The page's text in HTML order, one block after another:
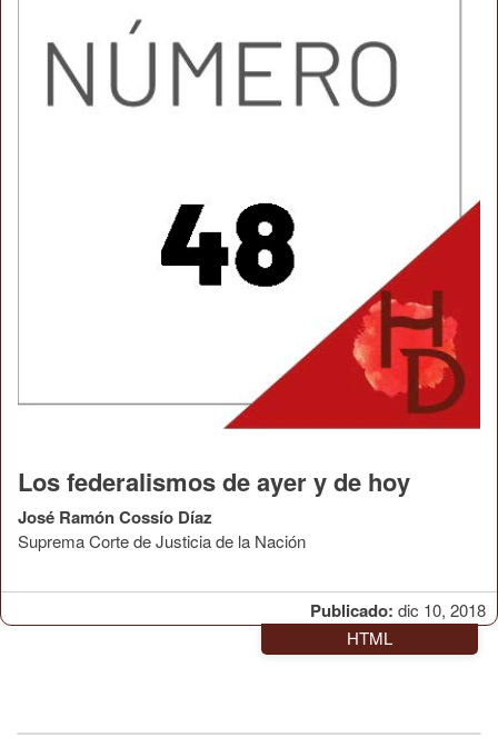
Publicado: dic 10, 2018
Los federalismos de ayer y de hoy
José Ramón Cossío Díaz
Suprema Corte de Justicia de la Nación
HTML